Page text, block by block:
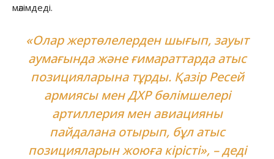
мәлімдеді.
«Олар жертөлелерден шығып, зауыт
аумағында және ғимараттарда атыс
позицияларына тұрды. Қазір Ресей
армиясы мен ДХР бөлімшелері
артиллерия мен авиацияны
пайдалана отырып, бұл атыс
позицияларын жоюға кірісті», – деді